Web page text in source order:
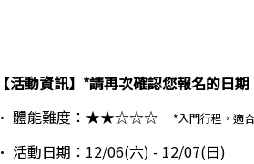
【活動資訊】*請再次確認您報名的日期
・ 體能難度：★★☆☆☆
*入門行程，適
・ 活動日期：12/06(六) - 12/07(日)